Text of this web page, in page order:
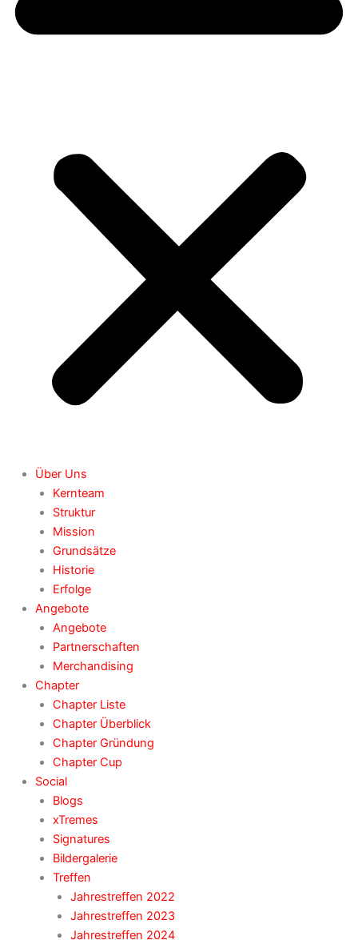
Über Uns
Kernteam
Struktur
Mission
Grundsätze
Historie
Erfolge
Angebote
Angebote
Partnerschaften
Merchandising
Chapter
Chapter Liste
Chapter Überblick
Chapter Gründung
Chapter Cup
Social
Blogs
xTremes
Signatures
Bildergalerie
Treffen
Jahrestreffen 2022
Jahrestreffen 2023
Jahrestreffen 2024